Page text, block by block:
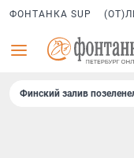
ФОНТАНКА SUP
Финский залив